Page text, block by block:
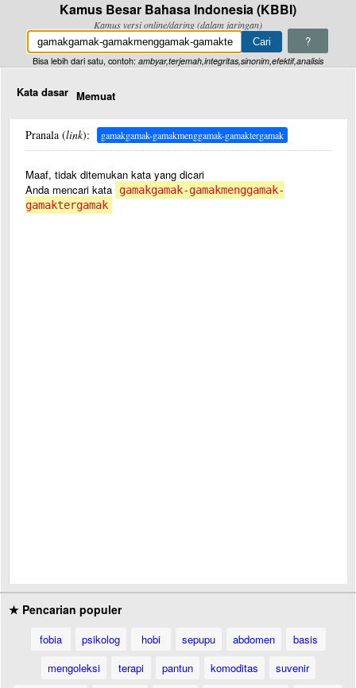
Kamus Besar Bahasa Indonesia (KBBI)
Kamus versi online/daring (dalam jaringan)
?
Bisa lebih dari satu, contoh: ambyar,terjemah,integritas,sinonim,efektif,analisis
Kata dasar Memuat
Pranala (link): gamakgamak-gamakmenggamak-gamaktergamak
Maaf, tidak ditemukan kata yang dicari
Anda mencari kata
gamakgamak-gamakmenggamak-
gamaktergamak
★ Pencarian populer
fobia psikolog hobi sepupu abdomen
basis
mengoleksi
terapi pantun komoditas
suvenir